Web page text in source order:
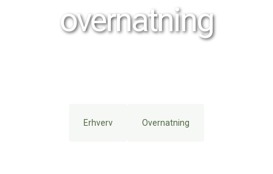
overnatning
Erhverv Overnatning